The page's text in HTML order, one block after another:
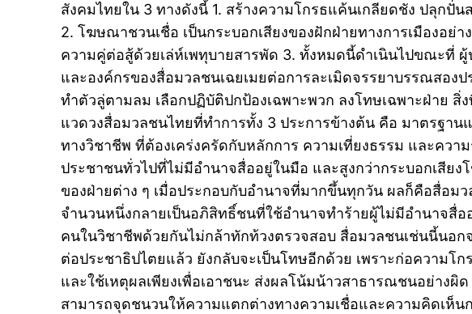
สังคมไทยใน 3 ทางดังนี้ 1. สร้างความโกรธแค้นเกลียดชัง ปลุกปั่น
2. โฆษณาชวนเชื่อ เป็นกระบอกเสียงของฝักฝ่ายทางการเมืองอย่า
ความคู่ต่อสู้ด้วยเล่ห์เพทุบายสารพัด 3. ทั้งหมดนี้ดำเนินไปขณะที่
และองค์กรของสื่อมวลชนเฉยเมยต่อการละเมิดจรรยาบรรณสอง
ทำตัวลู่ตามลม เลือกปฏิบัติปกป้องเฉพาะพวก ลงโทษเฉพาะฝ่าย สิ่
แวดวงสื่อมวลชนไทยที่ทำการทั้ง 3 ประการข้างต้น คือ มาตรฐาน
ทางวิชาชีพ ที่ต้องเคร่งครัดกับหลักการ ความเที่ยงธรรม และควา
ประชาชนทั่วไปที่ไม่มีอำนาจสื่ออยู่ในมือ และสูงกว่ากระบอกเสียง
ของฝ่ายต่าง ๆ เมื่อประกอบกับอำนาจที่มากขึ้นทุกวัน ผลก็คือสื่อม
จำนวนหนึ่งกลายเป็นอภิสิทธิ์ชนที่ใช้อำนาจทำร้ายผู้ไม่มีอำนาจสื่อ
คนในวิชาชีพด้วยกันไม่กล้าทักท้วงตรวจสอบ สื่อมวลชนเช่นนี้นอก
ต่อประชาธิปไตยแล้ว ยังกลับจะเป็นโทษอีกด้วย เพราะก่อความโ
และใช้เหตุผลเพียงเพื่อเอาชนะ ส่งผลโน้มน้าวสาธารณชนอย่างผิ
สามารถจุดชนวนให้ความแตกต่างทางความเชื่อและความคิดเห็น